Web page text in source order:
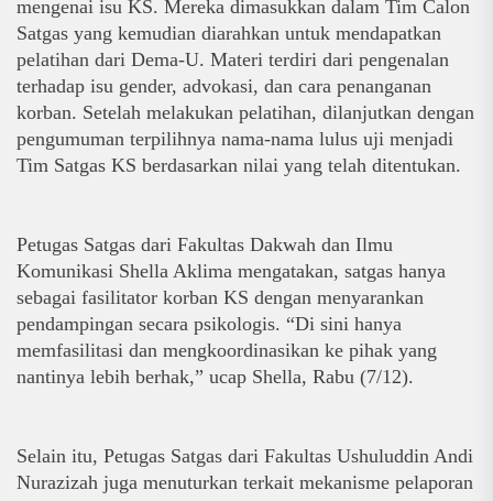
mengenai isu KS. Mereka dimasukkan dalam Tim Calon
Satgas yang kemudian diarahkan untuk mendapatkan
pelatihan dari Dema-U. Materi terdiri dari pengenalan
terhadap isu gender, advokasi, dan cara penanganan
korban. Setelah melakukan pelatihan, dilanjutkan dengan
pengumuman terpilihnya nama-nama lulus uji menjadi
Tim Satgas KS berdasarkan nilai yang telah ditentukan.
Petugas Satgas dari Fakultas Dakwah dan Ilmu
Komunikasi Shella Aklima mengatakan, satgas hanya
sebagai fasilitator korban KS dengan menyarankan
pendampingan secara psikologis. “Di sini hanya
memfasilitasi dan mengkoordinasikan ke pihak yang
nantinya lebih berhak,” ucap Shella, Rabu (7/12).
Selain itu, Petugas Satgas dari Fakultas Ushuluddin Andi
Nurazizah juga menuturkan terkait mekanisme pelaporan